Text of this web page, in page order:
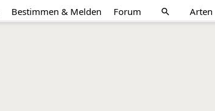
Bestimmen & Melden Forum search Arten